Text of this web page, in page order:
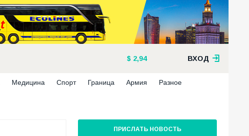
2,94 ВХОД
Медицина Спорт Граница Армия Разное
ПРИСЛАТЬ НОВОСТЬ